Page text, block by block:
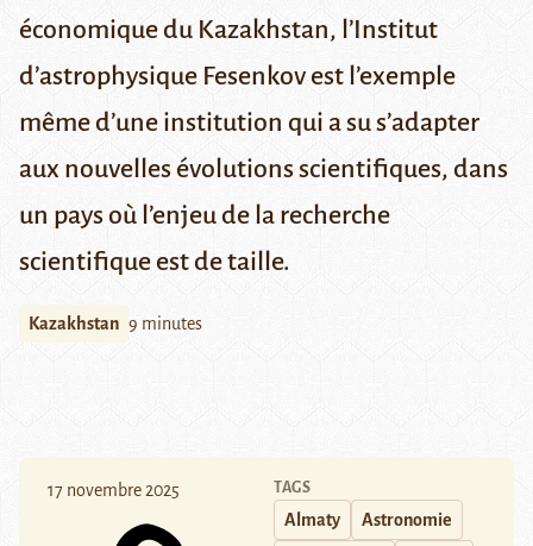
économique du Kazakhstan, l’Institut
d’astrophysique Fesenkov est l’exemple
même d’une institution qui a su s’adapter
aux nouvelles évolutions scientifiques, dans
un pays où l’enjeu de la recherche
scientifique est de taille.
Kazakhstan 9 minutes
17 novembre 2025 TAGS
Almaty Astronomie